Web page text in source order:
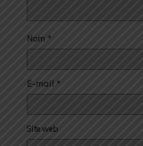
Nom *
E-mail *
Site web